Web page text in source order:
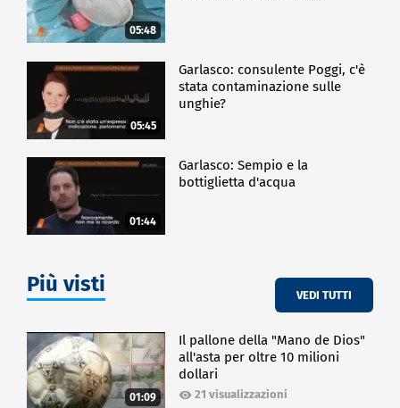
05:48
05:45
Garlasco: consulente Poggi, c'è
stata contaminazione sulle
unghie?
01:44
Garlasco: Sempio e la
bottiglietta d'acqua
Più visti VEDI TUTTI
01:09
Il pallone della "Mano de Dios"
all'asta per oltre 10 milioni
dollari
21 visualizzazioni